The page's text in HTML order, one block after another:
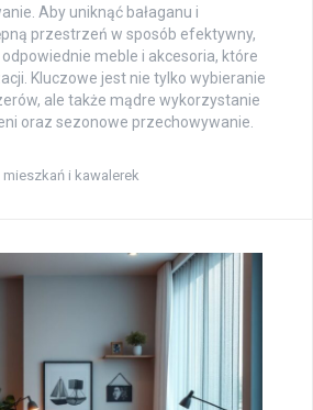
Aby uniknąć bałaganu i
przestrzeń w sposób efektywny,
meble i akcesoria, które
Kluczowe jest nie tylko wybieranie
ale także mądre wykorzystanie
oraz sezonowe przechowywanie.
mieszkań i kawalerek